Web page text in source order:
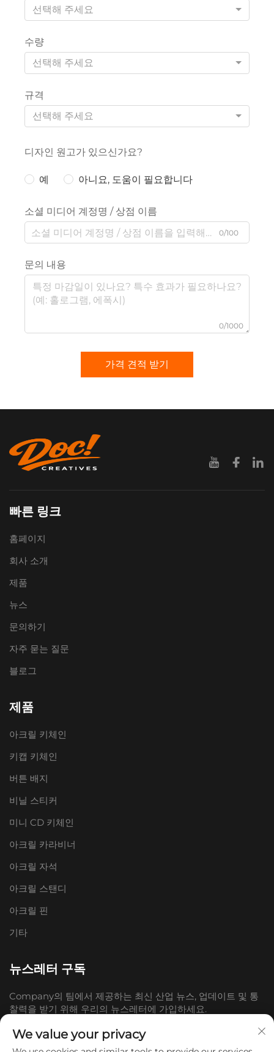
선택해 주세요
수량
선택해 주세요
규격
선택해 주세요
디자인 원고가 있으신가요?
예 아니요, 도움이 필요합니다
소셜 미디어 계정명 / 상점 이름
0/100
문의 내용
0/1000
가격 견적 받기
빠른 링크
홈페이지
회사 소개
제품
뉴스
문의하기
자주 묻는 질문
블로그
제품
아크릴 키체인
키캡 키체인
버튼 배지
비닐 스티커
미니 CD 키체인
아크릴 카라비너
아크릴 자석
아크릴 스탠디
아크릴 핀
기타
뉴스레터 구독
Company의 팀에서 제공하는 최신 산업 뉴스, 업데이트 및 통
찰력을 받기 위해 우리의 뉴스레터에 가입하세요.
We value your privacy